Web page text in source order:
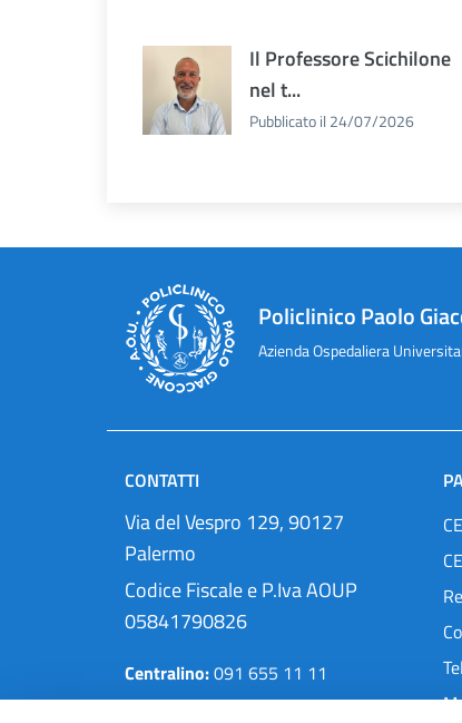
Il Professore Scichilone
nel t...
Pubblicato il 24/07/2026
Policlinico Paolo
Azienda Ospedaliera
CONTATTI
Via del Vespro 129, 90127
Palermo
Codice Fiscale e P.Iva AOUP
05841790826
Centralino:091 655 11 11
Pec:protocollo@cert.policlinico.pa.it